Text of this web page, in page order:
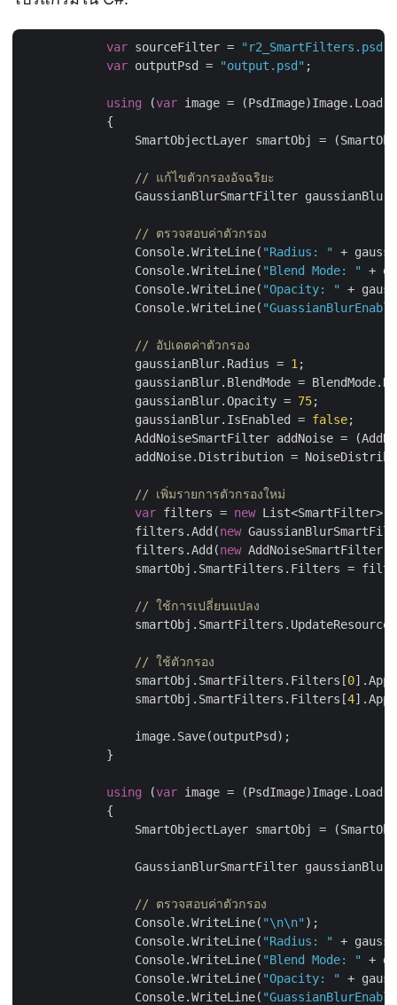
var sourceFilter = "r2_SmartFilters.psd"
var outputPsd = "output.psd" ;
using (var image =
            {
SmartObjectLayer smartObj =
// แก้ไขตัวกรองอัจฉริยะ
GaussianBlurSmartFilter
// ตรวจสอบค่าตัวกรอง
                Console.WriteLine(
"Radius: "
+
                Console.WriteLine(
"Blend Mode: "
+
                Console.WriteLine(
"Opacity: "
+
                Console.WriteLine(
// อัปเดตค่าตัวกรอง
                gaussianBlur.Radius =
1 ;
gaussianBlur.BlendMode =
                gaussianBlur.Opacity =
75;
                gaussianBlur.IsEnabled =
false;
AddNoiseSmartFilter addNoise =
addNoise.Distribution =
// เพิ่มรายการตัวกรองใหม่
var filters = new
                filters.Add(
new
                filters.Add(
new
smartObj.SmartFilters.Filters =
// ใช้การเปลี่ยนแปลง
// ใช้ตัวกรอง
                smartObj.SmartFilters.Filters[
0
                smartObj.SmartFilters.Filters[
4
                image.Save(outputPsd);
            }
using (var image =
            {
SmartObjectLayer smartObj =
GaussianBlurSmartFilter
// ตรวจสอบค่าตัวกรอง
                Console.WriteLine(
"\n\n" );
                Console.WriteLine(
"Radius: "
+
                Console.WriteLine(
"Blend Mode: "
+
                Console.WriteLine(
"Opacity: "
+
                Console.WriteLine(